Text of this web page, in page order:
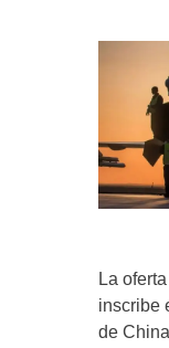
La
inscribe
de